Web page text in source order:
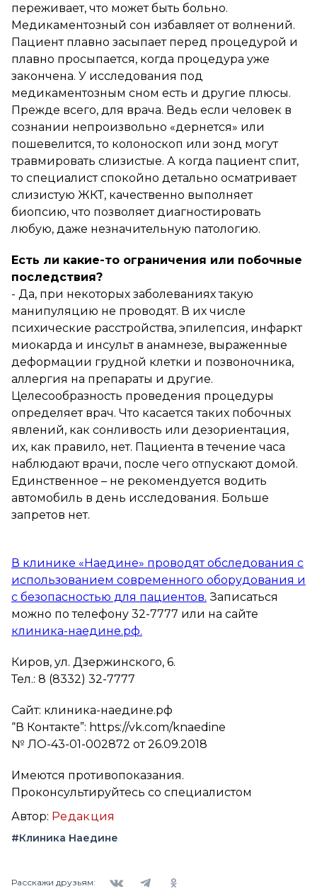
переживает, что может быть больно.
Медикаментозный сон избавляет от волнений.
Пациент плавно засыпает перед процедурой и
плавно просыпается, когда процедура уже
закончена. У исследования под
медикаментозным сном есть и другие плюсы.
Прежде всего, для врача. Ведь если человек в
сознании непроизвольно «дернется» или
пошевелится, то колоноскоп или зонд могут
травмировать слизистые. А когда пациент спит,
то специалист спокойно детально осматривает
слизистую ЖКТ, качественно выполняет
биопсию, что позволяет диагностировать
любую, даже незначительную патологию.
Есть ли какие-то ограничения или побочные
последствия?
- Да, при некоторых заболеваниях такую
манипуляцию не проводят. В их числе
психические расстройства, эпилепсия, инфаркт
миокарда и инсульт в анамнезе, выраженные
деформации грудной клетки и позвоночника,
аллергия на препараты и другие.
Целесообразность проведения процедуры
определяет врач. Что касается таких побочных
явлений, как сонливость или дезориентация,
их, как правило, нет. Пациента в течение часа
наблюдают врачи, после чего отпускают домой.
Единственное – не рекомендуется водить
автомобиль в день исследования. Больше
запретов нет.
В клинике «Наедине» проводят обследования с
использованием современного оборудования и
с безопасностью для пациентов. Записаться
можно по телефону 32-7777 или на сайте
клиника-наедине.рф.
Киров, ул. Дзержинского, 6.
Тел.: 8 (8332) 32-7777
Сайт: клиника-наедине.рф
“В Контакте”: https://vk.com/knaedine
№ ЛО-43-01-002872 от 26.09.2018
Имеются противопоказания.
Проконсультируйтесь со специалистом
Автор: Редакция
#Клиника Наедине
Расскажи друзьям: